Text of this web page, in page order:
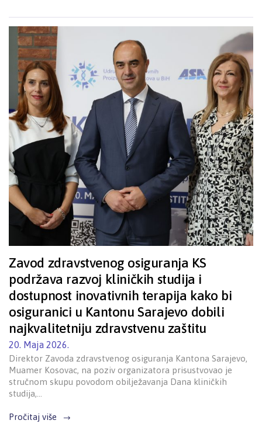
Zavod zdravstvenog osiguranja KS
podržava razvoj kliničkih studija i
dostupnost inovativnih terapija kako bi
osiguranici u Kantonu Sarajevo dobili
najkvalitetniju zdravstvenu zaštitu
20. Maja 2026.
Direktor Zavoda zdravstvenog osiguranja Kantona Sarajevo,
Muamer Kosovac, na poziv organizatora prisustvovao je
stručnom skupu povodom obilježavanja Dana kliničkih
studija,…
Pročitaj više